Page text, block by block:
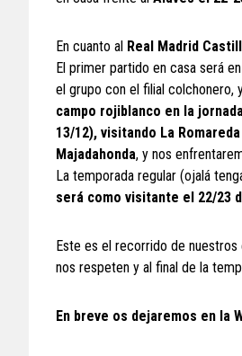
En cuanto al Real Madrid
El primer partido en casa será
el grupo con el filial colchonero,
campo rojiblanco en la
13/12), visitando La
Majadahonda, y nos
La temporada regular (ojalá
será como visitante el 22/23
Este es el recorrido de
nos respeten y al final de la
En breve os dejaremos en la